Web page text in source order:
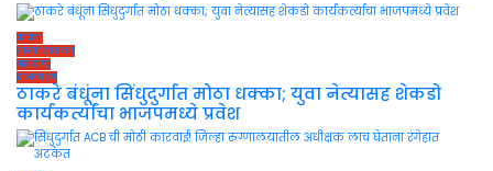
कोकण
ताज्या बातम्या
महाराष्ट्र
राजकारण
ठाकरे बंधूंना सिंधुदुर्गात मोठा धक्का; युवा नेत्यासह शेकडो
कार्यकर्त्यांचा भाजपमध्ये प्रवेश